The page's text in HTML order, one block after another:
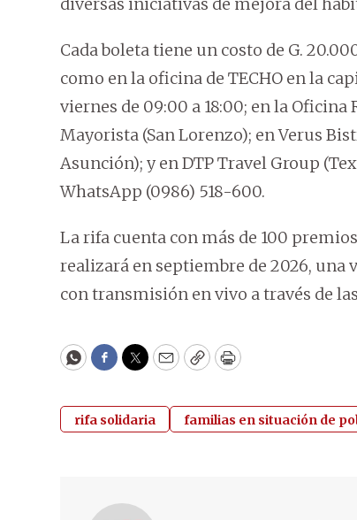
diversas iniciativas de mejora del
Cada boleta tiene un costo de G.
como en la oficina de TECHO en la
viernes de 09:00 a 18:00; en la Oficina
Mayorista (San Lorenzo); en Verus
Asunción); y en DTP Travel Group
WhatsApp (0986) 518-600.
La rifa cuenta con más de 100
realizará en septiembre de 2026, una
con transmisión en vivo a través de
WhatsApp
Facebook
Twitter
EmailCopyPrint
rifa solidaria familias en situación de